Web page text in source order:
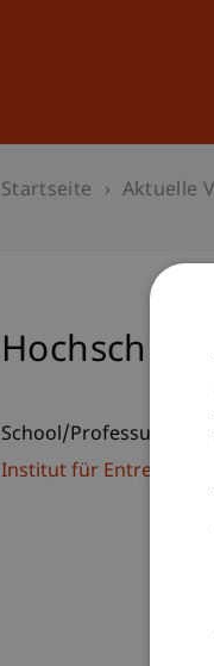
Startseite Aktuelle
School/Professur:
Institut für